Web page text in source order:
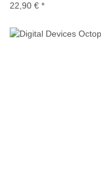
22,90 € *